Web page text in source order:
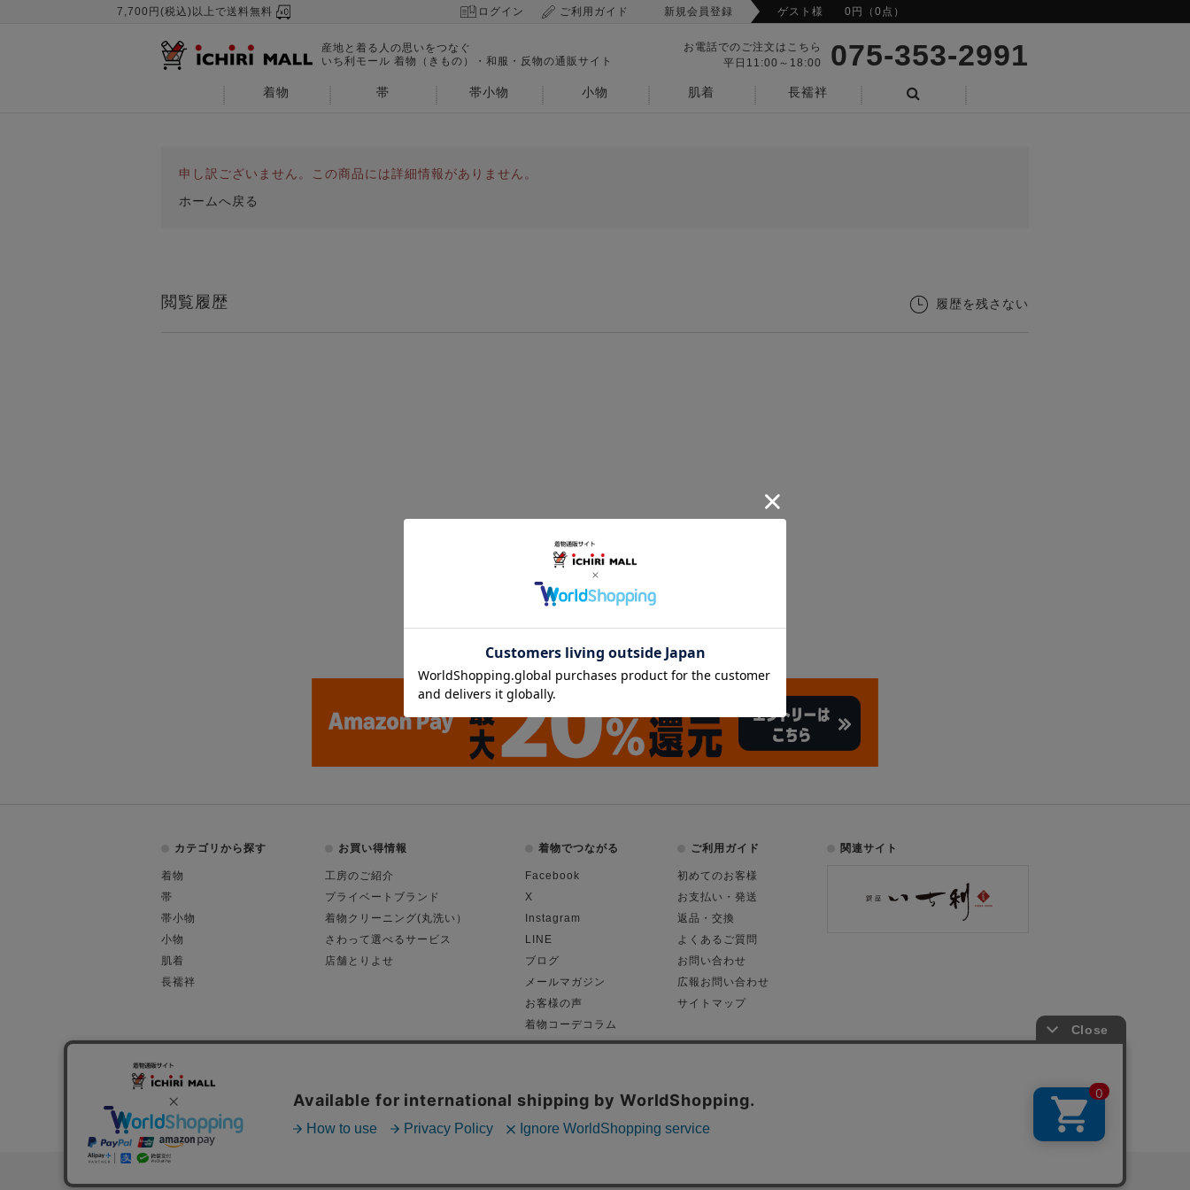
7,700円(税込)以上で送料無料 ログイン ご利用ガイド 新規会員登録 ゲスト様 0円（0点）
産地と着る人の思いをつなぐ
いち利モール 着物（きもの）・和服・反物の通販サイト
お電話でのご注文はこちら
平日11:00～18:00
075-353-2991
着物 帯 帯小物 小物 肌着
長襦袢
申し訳ございません。この商品には詳細情報がありません。
ホームへ戻る
閲覧履歴 履歴を残さない
カテゴリから探す
着物
帯
帯小物
小物
肌着
長襦袢
お買い得情報
工房のご紹介
プライベートブランド
着物クリーニング(丸洗い）
さわって選べるサービス
店舗とりよせ
着物でつながる
Facebook
X
Instagram
LINE
ブログ
メールマガジン
お客様の声
着物コーデコラム
ご利用ガイド
初めてのお客様
お支払い・発送
返品・交換
よくあるご質問
お問い合わせ
広報お問い合わせ
サイトマップ
関連サイト